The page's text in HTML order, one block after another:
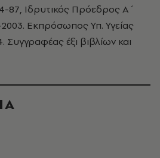
87, Ιδρυτικός Πρόεδρος Α΄
Εκπρόσωπος Υπ. Υγείας
έξι βιβλίων και